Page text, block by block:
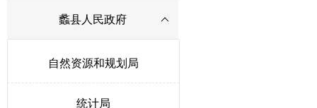
蠡县人民政府
自然资源和规划局
统计局